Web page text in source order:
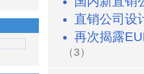
直销公司设
再次揭露
（3）